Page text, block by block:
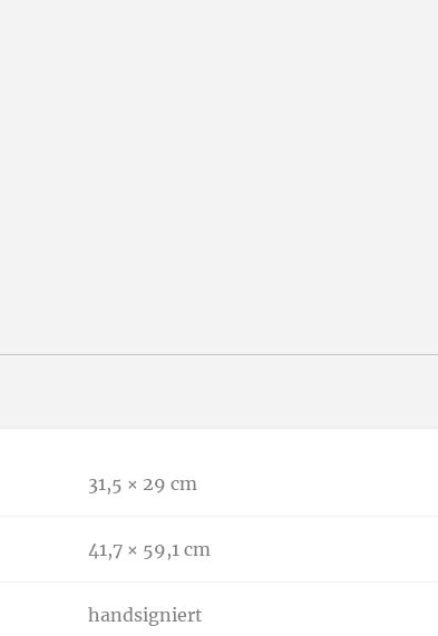
31,5 × 29 cm
41,7 × 59,1 cm
handsigniert